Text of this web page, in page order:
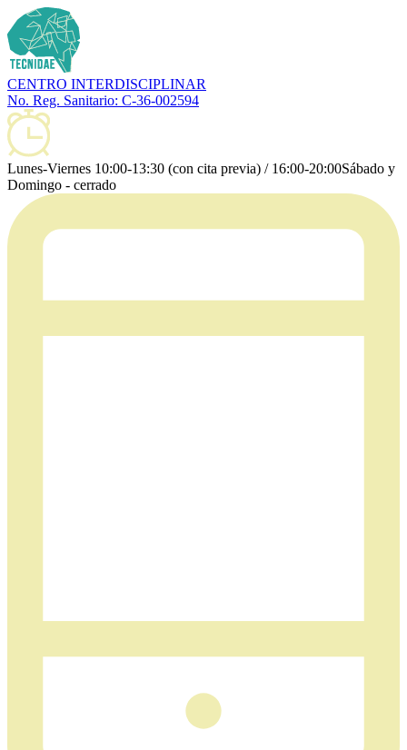
CENTRO INTERDISCIPLINAR
No. Reg. Sanitario: C-36-002594
Lunes-Viernes 10:00-13:30 (con cita previa) / 16:00-20:00Sábado y
Domingo - cerrado